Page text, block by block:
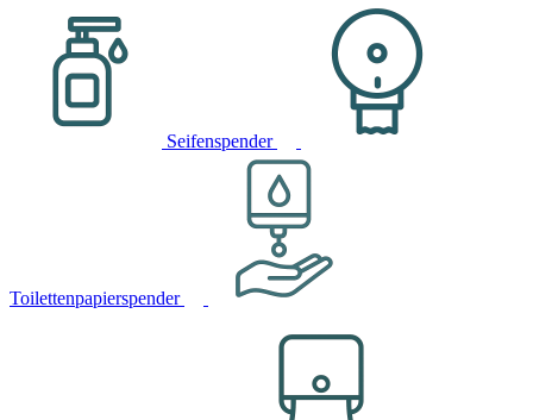
Seifenspender
Toilettenpapierspender